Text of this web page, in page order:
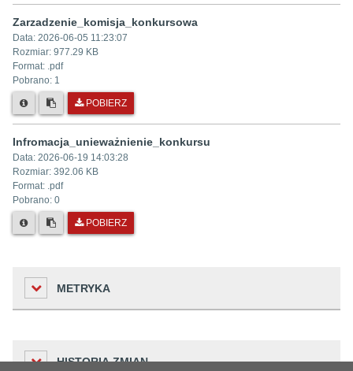
Zarzadzenie_komisja_konkursowa
Data: 2026-06-05 11:23:07
Rozmiar: 977.29 KB
Format: .pdf
Pobrano: 1
POBIERZ
Infromacja_unieważnienie_konkursu
Data: 2026-06-19 14:03:28
Rozmiar: 392.06 KB
Format: .pdf
Pobrano: 0
POBIERZ
METRYKA
Liczba odwiedzin
39
HISTORIA ZMIAN